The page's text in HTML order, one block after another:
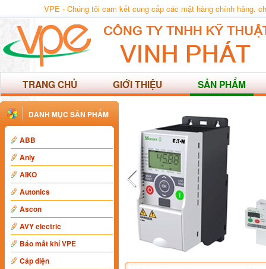
VPE - Chúng tôi cam kết cung cấp các mặt hàng chính hãng,
TRANG CHỦ GIỚI THIỆU SẢN PHẨM
DANH MỤC SẢN PHẨM
ABB
Anly
AIKO
Autonics
Ascon
AVY electric
Báo mất khí VPE
Cáp điện